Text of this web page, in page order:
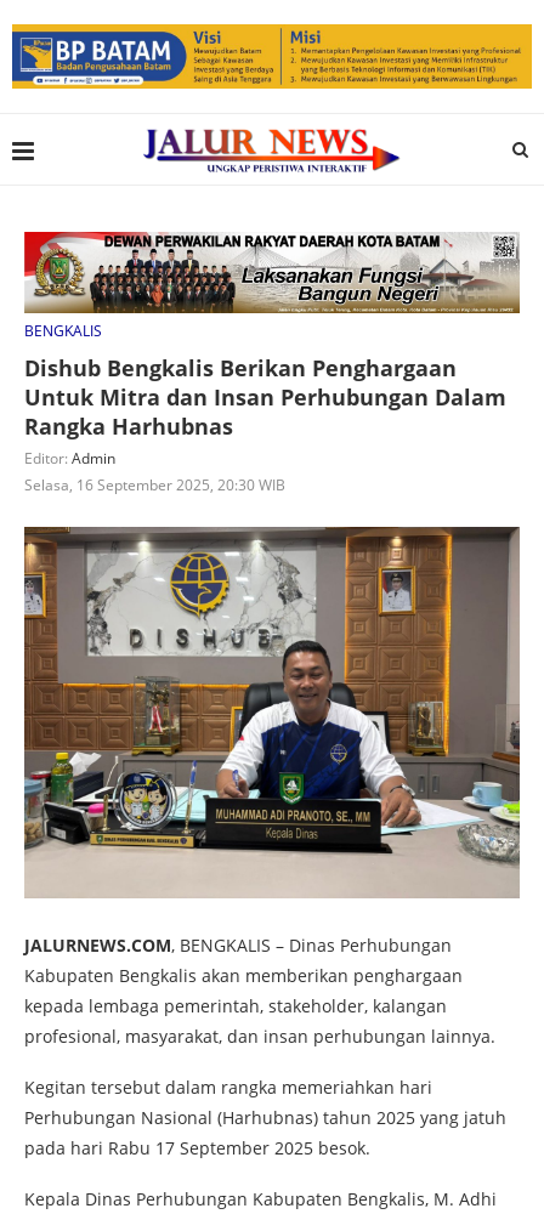
BENGKALIS
Dishub Bengkalis Berikan Penghargaan
Untuk Mitra dan Insan Perhubungan Dalam
Rangka Harhubnas
Editor: Admin
Selasa, 16 September 2025, 20:30 WIB
JALURNEWS.COM, BENGKALIS – Dinas Perhubungan
Kabupaten Bengkalis akan memberikan penghargaan
kepada lembaga pemerintah, stakeholder, kalangan
profesional, masyarakat, dan insan perhubungan lainnya.
Kegitan tersebut dalam rangka memeriahkan hari
Perhubungan Nasional (Harhubnas) tahun 2025 yang jatuh
pada hari Rabu 17 September 2025 besok.
Kepala Dinas Perhubungan Kabupaten Bengkalis, M. Adhi